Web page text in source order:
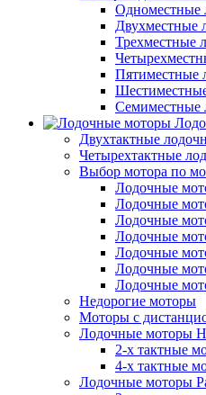
Одноместные
Двухместные
Трехместные
Пятиместные
Семиместные
Двухтактные
Четырехтактные
Выбор мотора по
Лодочные
Лодочные
Лодочные
Лодочные
Лодочные
Лодочные
Лодочные
Недорогие моторы
Моторы с
Лодочные моторы
2-х тактные
4-х тактные
Лодочные моторы